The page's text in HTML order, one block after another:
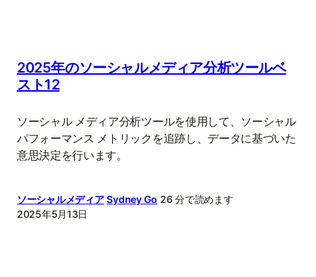
2025年のソーシャルメディア分析ツールベ
スト12
ソーシャル メディア分析ツールを使用して、ソーシャル
パフォーマンス メトリックを追跡し、データに基づいた
意思決定を行います。
ソーシャルメディア Sydney Go 26 分で読めます
2025年5月13日